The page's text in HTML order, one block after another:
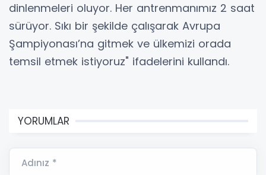
dinlenmeleri oluyor. Her antrenmanımız 2 saat
sürüyor. Sıkı bir şekilde çalışarak Avrupa
Şampiyonası’na gitmek ve ülkemizi orada
temsil etmek istiyoruz" ifadelerini kullandı.
YORUMLAR
Adınız *